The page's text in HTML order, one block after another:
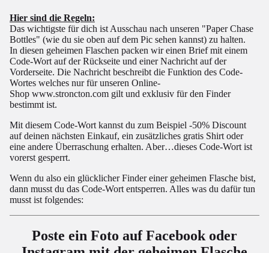
Hier sind die Regeln:
Das wichtigste für dich ist Ausschau nach unseren "Paper Chase
Bottles" (wie du sie oben auf dem Pic sehen kannst) zu halten.
In diesen geheimen Flaschen packen wir einen Brief mit einem
Code-Wort auf der Rückseite und einer Nachricht auf der
Vorderseite. Die Nachricht beschreibt die Funktion des Code-
Wortes welches nur für unseren Online-
Shop www.stroncton.com gilt und exklusiv für den Finder
bestimmt ist.
Mit diesem Code-Wort kannst du zum Beispiel -50% Discount
auf deinen nächsten Einkauf, ein zusätzliches gratis Shirt oder
eine andere Überraschung erhalten. Aber…dieses Code-Wort ist
vorerst gesperrt.
Wenn du also ein glücklicher Finder einer geheimen Flasche bist,
dann musst du das Code-Wort entsperren. Alles was du dafür tun
musst ist folgendes:
Poste ein Foto aufFacebook oder